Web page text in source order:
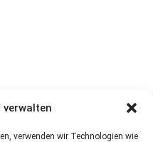
verwenden wir Technologien wie